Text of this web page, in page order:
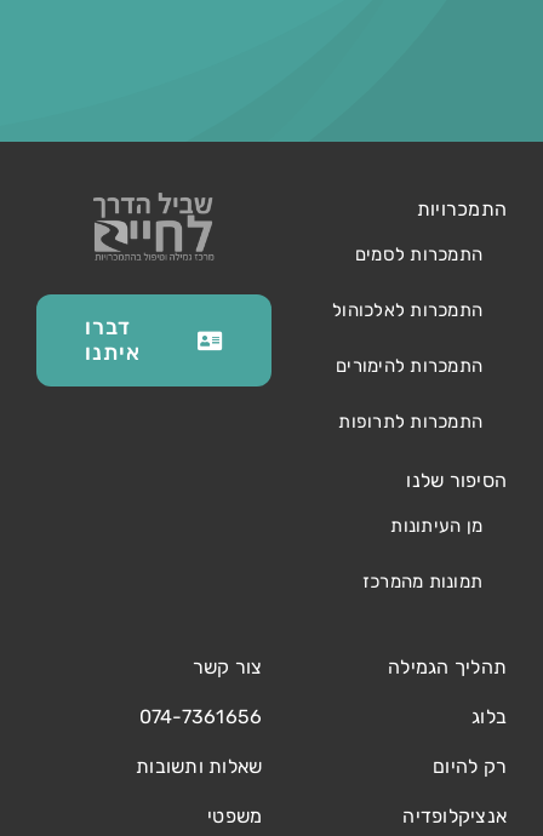
התמכרויות
התמכרות לסמים
התמכרות לאלכוהול
התמכרות להימורים
התמכרות לתרופות
הסיפור שלנו
מן העיתונות
תמונות מהמרכז
תהליך הגמילה
בלוג
רק להיום
אנציקלופדיה
צור קשר
074-7361656
שאלות ותשובות
משפטי
דברו
איתנו